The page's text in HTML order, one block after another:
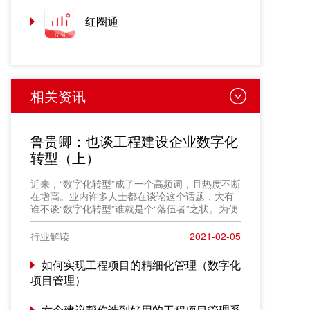
红圈通
相关资讯
鲁贵卿：也谈工程建设企业数字化
转型（上）
近来，“数字化转型”成了一个高频词，且热度不断
在增高。业内许多人士都在谈论这个话题，大有
谁不谈“数字化转型”谁就是个“落伍者”之状。为便
于在相同语境下讨论问题，今天我也凑个热闹，
以“数字化转型”为题，谈一点粗浅认识，就教于同
行。
行业解读 2021-02-05
如何实现工程项目的精细化管理（数字化
项目管理）